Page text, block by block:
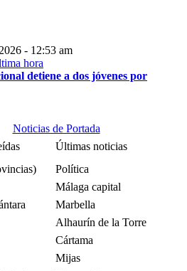
- 12:53 am
detiene a dos jóvenes por
Noticias de Portada
Últimas noticias
Política
Málaga capital
Marbella
Alhaurín de la Torre
Cártama
Mijas